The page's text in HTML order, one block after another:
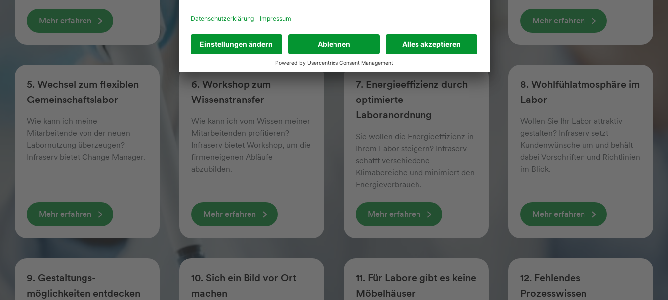
Mehr erfahren Mehr erfahren Mehr erfahren
5. Wechsel zum flexiblen
Gemeinschaftslabor
Wie kann ich meine
Mitarbeitende von der neuen
Labor­nutzung überzeugen?
Infraserv bietet Change Manager.
Mehr erfahren
6. Workshop zum
Wissenstransfer
Wie kann ich vom Wissen meiner
Mitarbeitenden profitieren?
Infraserv bietet Workshop, um die
firmen­eigenen Abläufe
abzubilden.
Mehr erfahren
7. Energieeffizienz durch
optimierte
Laboranordnung
Sie wollen die Energieeffizienz in
Ihrem Labor steigern? Infraserv
schafft verschiedene
Klimabereiche und minimiert den
Energieverbrauch.
Mehr erfahren
8. Wohlfühlatmosphäre im
Labor
Wollen Sie Ihr Labor attraktiv
gestalten? Infraserv setzt
Kundenwünsche um und behält
dabei Vorschriften und Richtlinien
im Blick.
Mehr erfahren
9. Gestaltungs­
möglichkeiten entdecken
10. Sich ein Bild vor Ort
machen
11. Für Labore gibt es keine
Möbelhäuser
12. Fehlendes
Prozesswissen